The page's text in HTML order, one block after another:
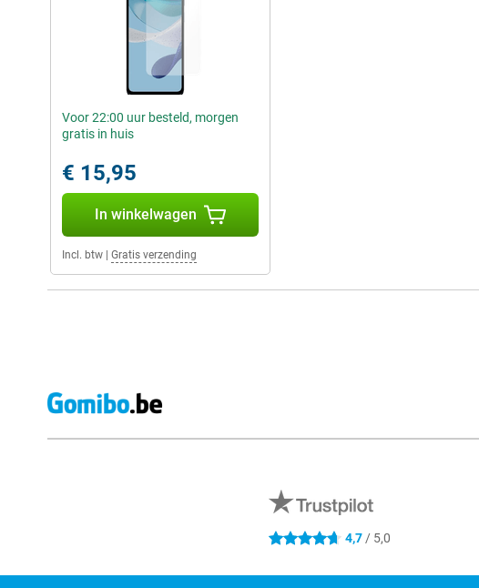
Voor 22:00 uur besteld, morgen
gratis in huis
€ 15,95
In winkelwagen
Incl. btw Gratis verzending
4.7 sterren 4,7 / 5,0